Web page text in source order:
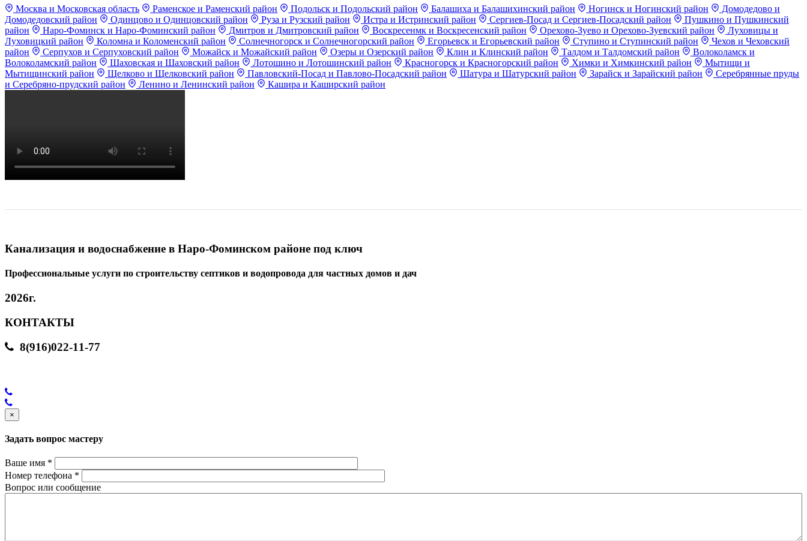
Москва и Московская область Раменское и Раменский район Подольск и Подольский район Балашиха и Балашихинский район Ногинск и Ногинский район
Домодедово и
Домодедовский район
Одинцово и Одинцовский район Руза и Рузский район Истра и Истринский район Сергиев-Посад и Сергиев-Посадский район
Пушкино и Пушкинский
район
Наро-Фоминск и Наро-Фоминский район Дмитров и Дмитровский район Воскресенмк и Воскресенский район Орехово-Зуево и Орехово-Зуевский район
Луховицы и
Луховицкий район
Коломна и Коломенский район Солнечногорск и Солнечногорский район Егорьевск и Егорьевский район Ступино и Ступинский район
Чехов и Чеховский
район
Серпухов и Серпуховский район Можайск и Можайский район Озеры и Озерский район Клин и Клинский район Талдом и Талдомский район
Волоколамск и
Волоколамский район
Шаховская и Шаховский район Лотошино и Лотошинский район Красногорск и Красногорский район Химки и Химкинский район
Мытищи и
Мытищинский район
Щелково и Щелковский район Павловский-Посад и Павлово-Посадский район Шатура и Шатурский район Зарайск и Зарайский район
Серебрянные пруды
и Серебряно-прудский район
Ленино и Ленинский район Кашира и Каширский район
Канализация и водоснабжение в Наро-Фоминском районе под ключ
Профессиональные услуги по строительству септиков и водопровода для частных домов и дач
2026г.
КОНТАКТЫ
8(916)022-11-77
×
Задать вопрос мастеру
Ваше имя *
Номер телефона *
Вопрос или сообщение